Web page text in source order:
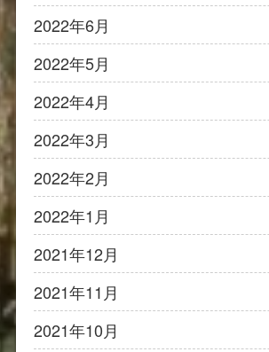
2022年6月
2022年5月
2022年4月
2022年3月
2022年2月
2022年1月
2021年12月
2021年11月
2021年10月